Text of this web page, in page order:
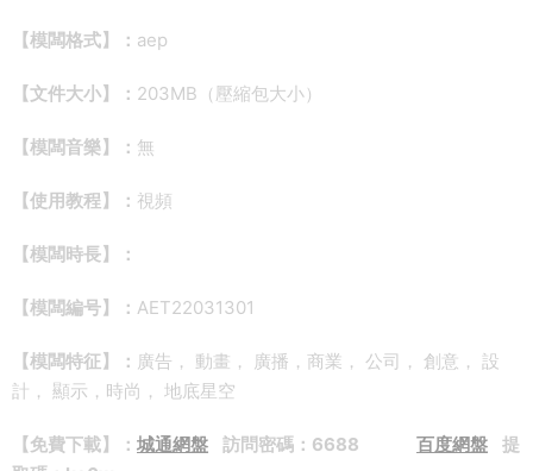
【模闆格式】： aep
【文件大小】： 203MB（壓縮包大小）
【模闆音樂】： 無
【使用教程】： 視頻
【模闆時長】：
【模闆編号】： AET22031301
【模闆特征】： 廣告， 動畫， 廣播，商業， 公司， 創意， 設
計， 顯示，時尚， 地底星空
【免費下載】： 城通網盤 訪問密碼：6688 百度網盤 提